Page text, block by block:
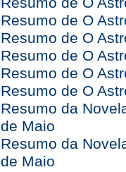
Resumo de O
Resumo de O
Resumo de O
Resumo de O
Resumo de O
Resumo da
de Maio
Resumo da
de Maio